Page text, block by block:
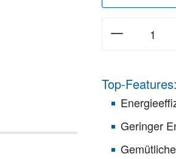
Top-Features:
Geringer